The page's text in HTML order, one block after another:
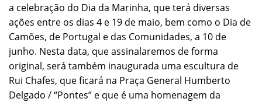
a celebração do Dia da Marinha, que terá diversas
ações entre os dias 4 e 19 de maio, bem como o Dia de
Camões, de Portugal e das Comunidades, a 10 de
junho. Nesta data, que assinalaremos de forma
original, será também inaugurada uma escultura de
Rui Chafes, que ficará na Praça General Humberto
Delgado / “Pontes” e que é uma homenagem da